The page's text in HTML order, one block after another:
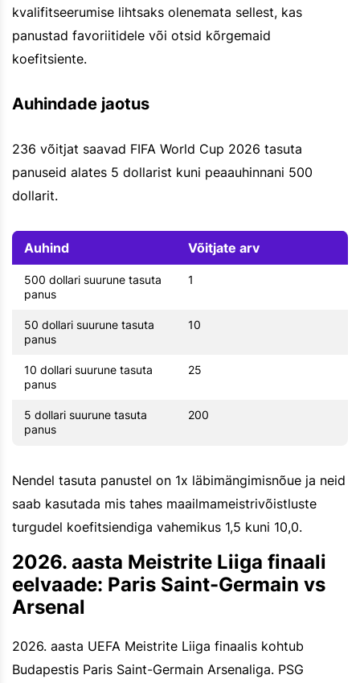
kvalifitseerumise lihtsaks olenemata sellest, kas
panustad favoriitidele või otsid kõrgemaid
koefitsiente.
Auhindade jaotus
236 võitjat saavad FIFA World Cup 2026 tasuta
panuseid alates 5 dollarist kuni peaauhinnani 500
dollarit.
Auhind Võitjate arv
500 dollari suurune tasuta
panus
1
50 dollari suurune tasuta
panus
10
10 dollari suurune tasuta
panus
25
5 dollari suurune tasuta
panus
200
Nendel tasuta panustel on 1x läbimängimisnõue ja neid
saab kasutada mis tahes maailmameistrivõistluste
turgudel koefitsiendiga vahemikus 1,5 kuni 10,0.
2026. aasta Meistrite Liiga finaali
eelvaade: Paris Saint-Germain vs
Arsenal
2026. aasta UEFA Meistrite Liiga finaalis kohtub
Budapestis Paris Saint-Germain Arsenaliga. PSG